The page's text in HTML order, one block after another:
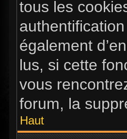
tous les
également
lus, si cette
vous
forum, la
Haut